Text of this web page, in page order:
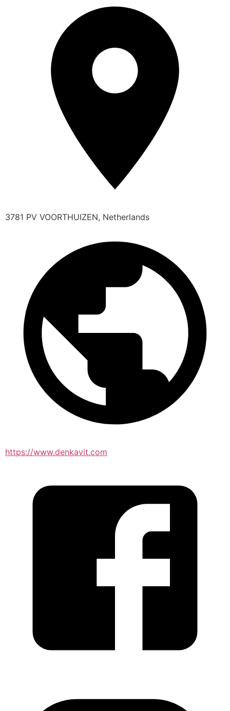
3781 PV VOORTHUIZEN, Netherlands
https://www.denkavit.com